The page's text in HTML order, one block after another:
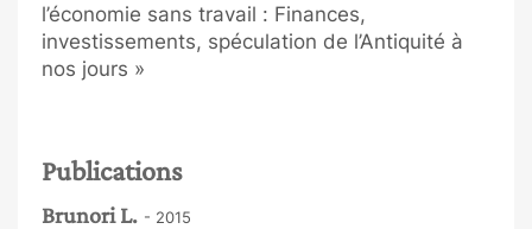
l’économie sans travail : Finances,
investissements, spéculation de l’Antiquité à
nos jours »
Publications
Brunori L. - 2015